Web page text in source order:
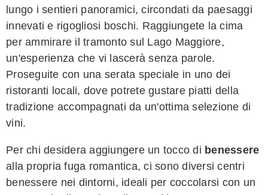
lungo i sentieri panoramici, circondati da paesaggi
innevati e rigogliosi boschi. Raggiungete la cima
per ammirare il tramonto sul Lago Maggiore,
un'esperienza che vi lascerà senza parole.
Proseguite con una serata speciale in uno dei
ristoranti locali, dove potrete gustare piatti della
tradizione accompagnati da un'ottima selezione di
vini.
Per chi desidera aggiungere un tocco di benessere
alla propria fuga romantica, ci sono diversi centri
benessere nei dintorni, ideali per coccolarsi con un